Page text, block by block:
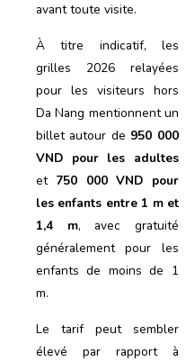
avant toute visite.
À titre indicatif, les
grilles 2026 relayées
pour les visiteurs hors
Da Nang mentionnent un
billet autour de 950 000
VND pour les adultes
et 750 000 VND pour
les enfants entre 1 m et
1,4 m, avec gratuité
généralement pour les
enfants de moins de 1
m.
Le tarif peut sembler
élevé par rapport à